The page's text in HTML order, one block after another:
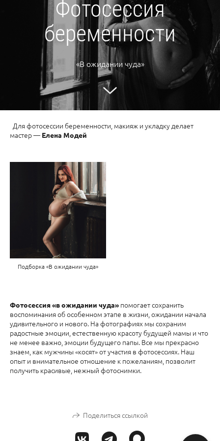
Фотосессия
беременности
«В ожидании чуда»
Для фотосессии беременности, макияж и укладку делает
мастер — Елена Модей
Подборка «В ожидании чуда»
Фотосессия «в ожидании чуда» помогает сохранить
воспоминания об особенном этапе в жизни, ожидании начала
удивительного и нового. На фотографиях мы сохраним
радостные эмоции, естественную красоту будущей мамы и что
не менее важно, эмоции будущего папы. Все мы прекрасно
знаем, как мужчины «косят» от участия в фотосессиях. Наш
опыт и внимательное отношение к пожеланиям, позволит
получить красивые, нежный фотоснимки.
Поделиться ссылкой